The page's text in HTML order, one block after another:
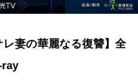
妻の華麗なる復讐】全